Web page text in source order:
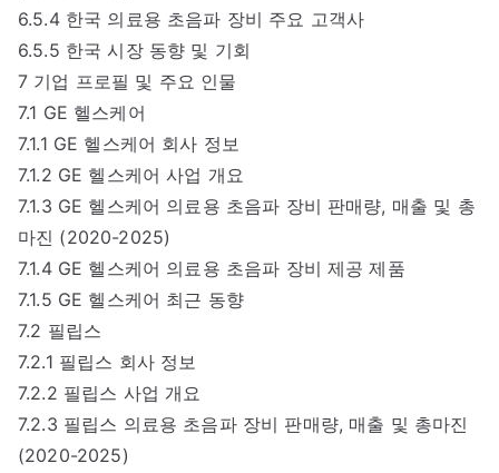
6.5.4 한국 의료용 초음파 장비 주요 고객사
6.5.5 한국 시장 동향 및 기회
7 기업 프로필 및 주요 인물
7.1 GE 헬스케어
7.1.1 GE 헬스케어 회사 정보
7.1.2 GE 헬스케어 사업 개요
7.1.3 GE 헬스케어 의료용 초음파 장비 판매량, 매출 및 총
마진 (2020-2025)
7.1.4 GE 헬스케어 의료용 초음파 장비 제공 제품
7.1.5 GE 헬스케어 최근 동향
7.2 필립스
7.2.1 필립스 회사 정보
7.2.2 필립스 사업 개요
7.2.3 필립스 의료용 초음파 장비 판매량, 매출 및 총마진
(2020-2025)